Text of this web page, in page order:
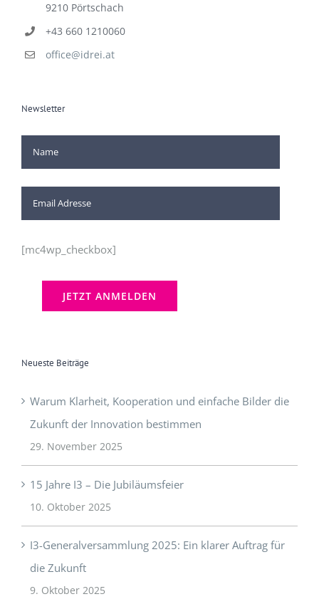
9210 Pörtschach
+43 660 1210060
office@idrei.at
Newsletter
[mc4wp_checkbox]
Neueste Beiträge
Warum Klarheit, Kooperation und einfache Bilder die
Zukunft der Innovation bestimmen
29. November 2025
15 Jahre I3 – Die Jubiläumsfeier
10. Oktober 2025
I3-Generalversammlung 2025: Ein klarer Auftrag für
die Zukunft
9. Oktober 2025